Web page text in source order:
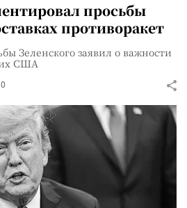
просьбы
противоракет
Зеленского заявил о важности
США
0